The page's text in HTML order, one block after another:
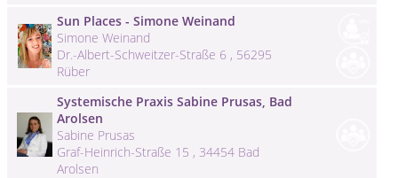
Sun Places - Simone Weinand
Simone Weinand
Dr.-Albert-Schweitzer-Straße 6 , 56295
Rüber
Systemische Praxis Sabine Prusas, Bad
Arolsen
Sabine Prusas
Graf-Heinrich-Straße 15 , 34454 Bad
Arolsen